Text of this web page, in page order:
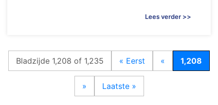
Lees verder >>
Bladzijde 1,208 of 1,235 « Eerst « 1,208
» Laatste »